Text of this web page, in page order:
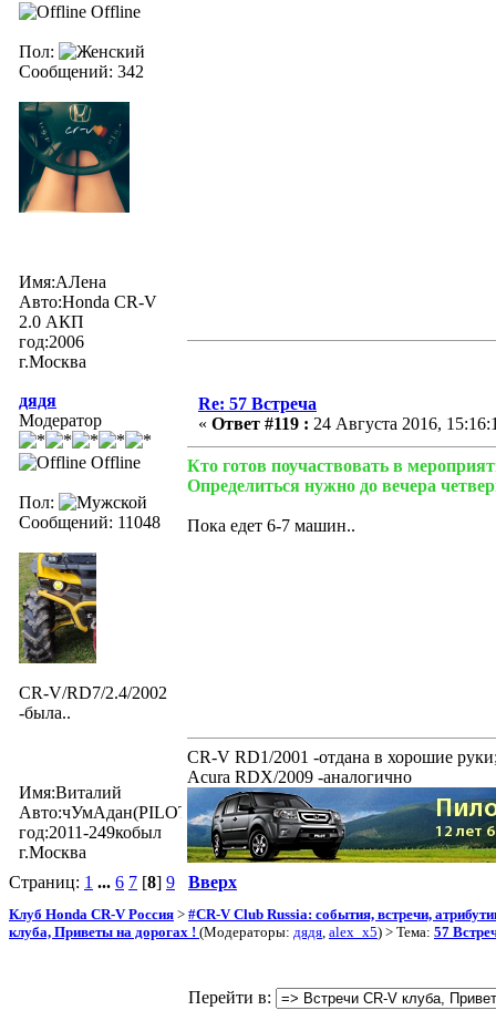
Offline
Пол:
Сообщений: 342
Имя:АЛена
Авто:Honda CR-V
2.0 АКП
год:2006
г.Москва
дядя
Модератор
Offline
Пол:
Сообщений: 11048
CR-V/RD7/2.4/2002
-была..
Имя:Виталий
Авто:чУмАдан(PILOTexe)
год:2011-249кобыл
г.Москва
Re: 57 Встреча
« Ответ #119 : 24 Августа 2016,
Кто готов поучаствовать в
Определиться нужно до вечера
Пока едет 6-7 машин..
CR-V RD1/2001 -отдана в хорошие
Acura RDX/2009 -аналогично
Страниц: 1 ... 6 7 [8] 9 Вверх
Клуб Honda CR-V Россия > #CR-V Club Russia: события, встречи,
клуба, Приветы на дорогах ! (Модераторы: дядя, alex_x5) > Тема: 57
Перейти в: